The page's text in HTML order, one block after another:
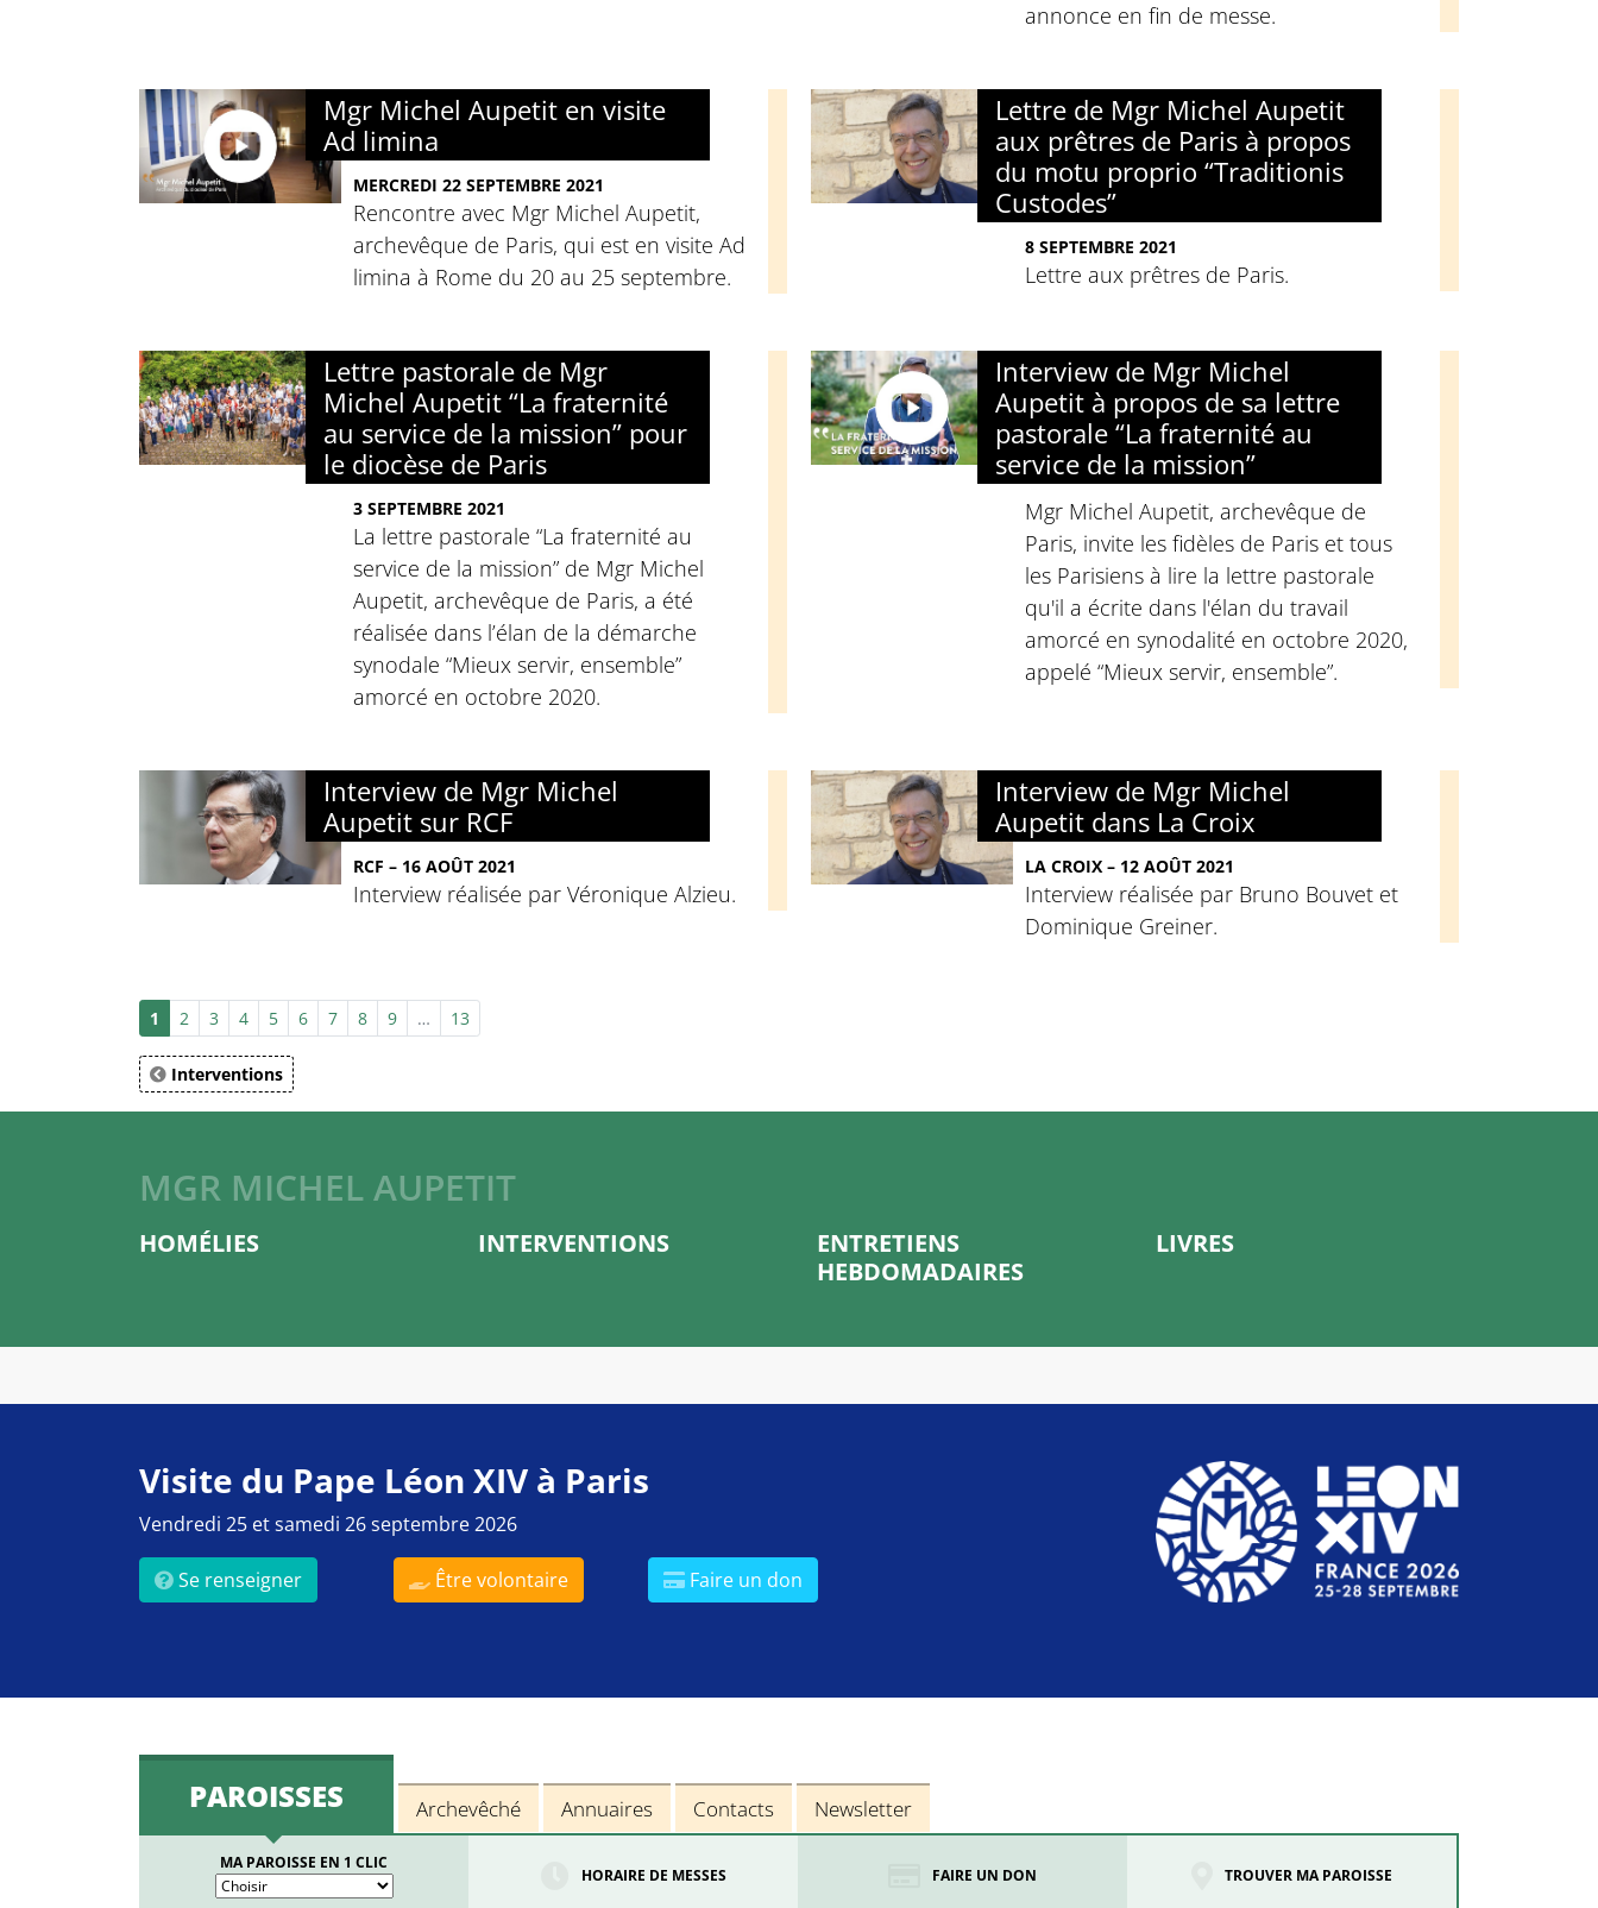
annonce en fin de messe.
Mgr Michel Aupetit en visite
Ad limina
MERCREDI 22 SEPTEMBRE 2021
Rencontre avec Mgr Michel Aupetit,
archevêque de Paris, qui est en visite Ad
limina à Rome du 20 au 25 septembre.
Lettre de Mgr Michel Aupetit
aux prêtres de Paris à propos
du motu proprio “Traditionis
Custodes”
8 SEPTEMBRE 2021
Lettre aux prêtres de Paris.
Lettre pastorale de Mgr
Michel Aupetit “La fraternité
au service de la mission” pour
le diocèse de Paris
3 SEPTEMBRE 2021
La lettre pastorale “La fraternité au
service de la mission” de Mgr Michel
Aupetit, archevêque de Paris, a été
réalisée dans l’élan de la démarche
synodale “Mieux servir, ensemble”
amorcé en octobre 2020.
Interview de Mgr Michel
Aupetit à propos de sa lettre
pastorale “La fraternité au
service de la mission”
Mgr Michel Aupetit, archevêque de
Paris, invite les fidèles de Paris et tous
les Parisiens à lire la lettre pastorale
qu'il a écrite dans l'élan du travail
amorcé en synodalité en octobre 2020,
appelé “Mieux servir, ensemble”.
Interview de Mgr Michel
Aupetit sur RCF
RCF – 16 AOÛT 2021
Interview réalisée par Véronique Alzieu.
Interview de Mgr Michel
Aupetit dans La Croix
LA CROIX – 12 AOÛT 2021
Interview réalisée par Bruno Bouvet et
Dominique Greiner.
1 2 3 4 5 6 7 8 9 … 13
Interventions
MGR MICHEL AUPETIT
HOMÉLIES INTERVENTIONS
ENTRETIENS
HEBDOMADAIRES
LIVRES
Visite du Pape Léon XIV à Paris
Vendredi 25 et samedi 26 septembre 2026
Se renseigner Être volontaire Faire un don
PAROISSES Archevêché Annuaires Contacts Newsletter
MA PAROISSE EN 1 CLIC
HORAIRE DE MESSES FAIRE UN DON TROUVER MA PAROISSE